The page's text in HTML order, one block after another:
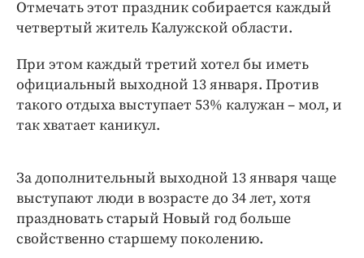
Интересное чтиво
Клиника года
Работодатель года
Отмечать этот праздник собирается каждый
четвертый житель Калужской области.
При этом каждый третий хотел бы иметь
официальный выходной 13 января. Против
такого отдыха выступает 53% калужан – мол, и
так хватает каникул.
За дополнительный выходной 13 января чаще
выступают люди в возрасте до 34 лет, хотя
праздновать старый Новый год больше
свойственно старшему поколению.